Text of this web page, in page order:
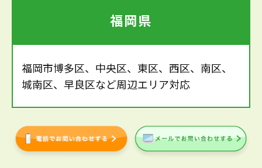
福岡県
福岡市博多区、中央区、東区、西区、南区、
城南区、早良区など周辺エリア対応